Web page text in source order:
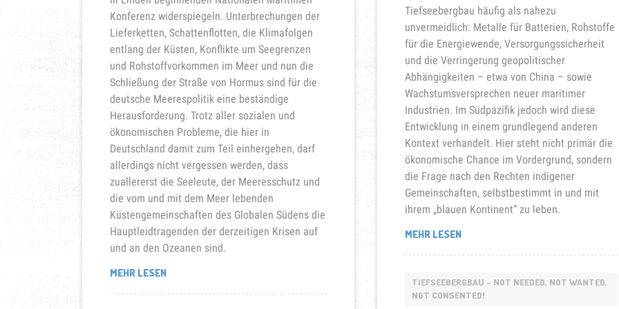
Konferenz widerspiegeln. Unterbrechungen der
Lieferketten, Schattenflotten, die Klimafolgen
entlang der Küsten, Konflikte um Seegrenzen
und Rohstoffvorkommen im Meer und nun die
Schließung der Straße von Hormus sind für die
deutsche Meerespolitik eine beständige
Herausforderung. Trotz aller sozialen und
ökonomischen Probleme, die hier in
Deutschland damit zum Teil einhergehen, darf
allerdings nicht vergessen werden, dass
zuallererst die Seeleute, der Meeresschutz und
die vom und mit dem Meer lebenden
Küstengemeinschaften des Globalen Südens die
Hauptleidtragenden der derzeitigen Krisen auf
und an den Ozeanen sind.
MEHR LESEN„FÜR
Tiefseebergbau häufig als nahezu
unvermeidlich: Metalle für Batterien, Rohstoffe
für die Energiewende, Versorgungssicherheit
und die Verringerung geopolitischer
Abhängigkeiten – etwa von China – sowie
Wachstumsversprechen neuer maritimer
Industrien. Im Südpazifik jedoch wird diese
Entwicklung in einem grundlegend anderen
Kontext verhandelt. Hier steht nicht primär die
ökonomische Chance im Vordergrund, sondern
die Frage nach den Rechten indigener
Gemeinschaften, selbstbestimmt in und mit
ihrem „blauen Kontinent“ zu leben.
MEHR LESEN„TIEFSEEBERGBAU
TIEFSEEBERGBAU - NOT NEEDED, NOT WANTED,
NOT CONSENTED!